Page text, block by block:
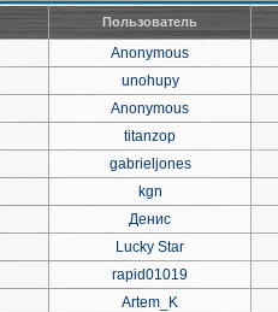
Пользователь
Anonymous
unohupy
Anonymous
titanzop
gabrieljones
kgn
Денис
Lucky Star
rapid01019
Artem_K